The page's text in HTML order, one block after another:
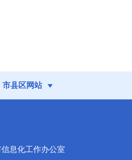
市县区网站
息化工作办公室